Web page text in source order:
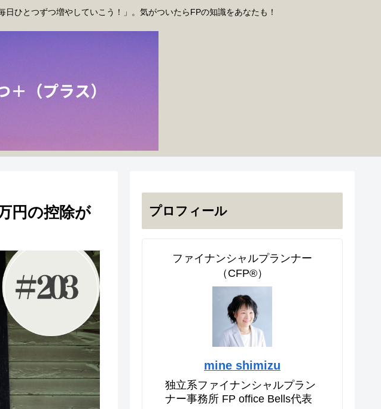
ひとつずつ増やしていこう！」。気がついたらFPの知識をあなたも！
円の控除が
プロフィール
ファイナンシャルプランナー
（CFP®）
mine shimizu
独立系ファイナンシャルプラン
ナー事務所 FP office Bells代表